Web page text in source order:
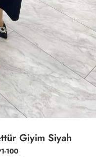
Giyim Siyah
100